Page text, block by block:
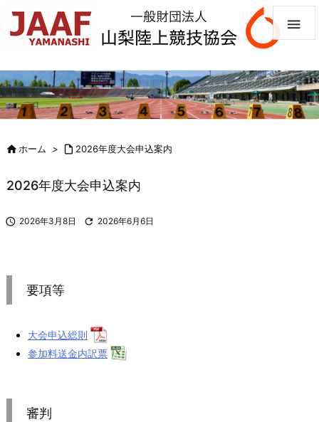

ホーム >  2026年度大会申込案内
2026年度大会申込案内
 2026年3月8日  2026年6月6日
要項等
大会申込総則
参加料送金内訳票
審判